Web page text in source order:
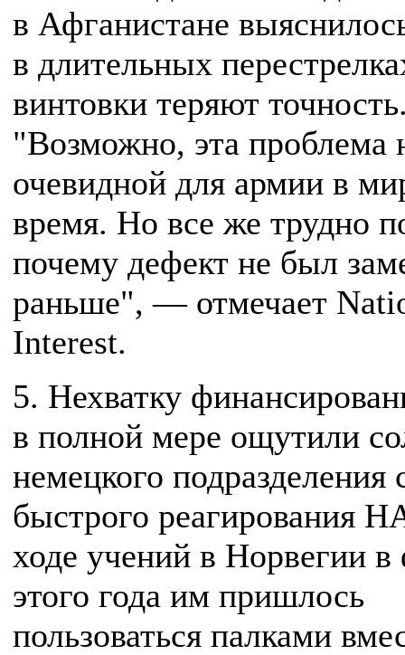
в Афганистане
в длительных
винтовки теряют
"Возможно, эта проблема
очевидной для армии в
время. Но все же трудно
почему дефект не был
раньше", — отмечает
Interest.
5. Нехватку
в полной мере ощутили
немецкого подразделения
быстрого реагирования
ходе учений в Норвегии в
этого года им пришлось
пользоваться палками